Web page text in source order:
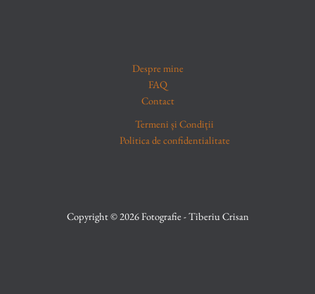
Despre mine
FAQ
Contact
Termeni și Condiții
Politica de confidentialitate
Copyright © 2026 Fotografie - Tiberiu Crisan